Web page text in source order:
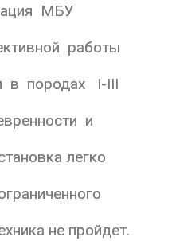
МБУ
работы
в породах I-III
и
легко
не пройдет.